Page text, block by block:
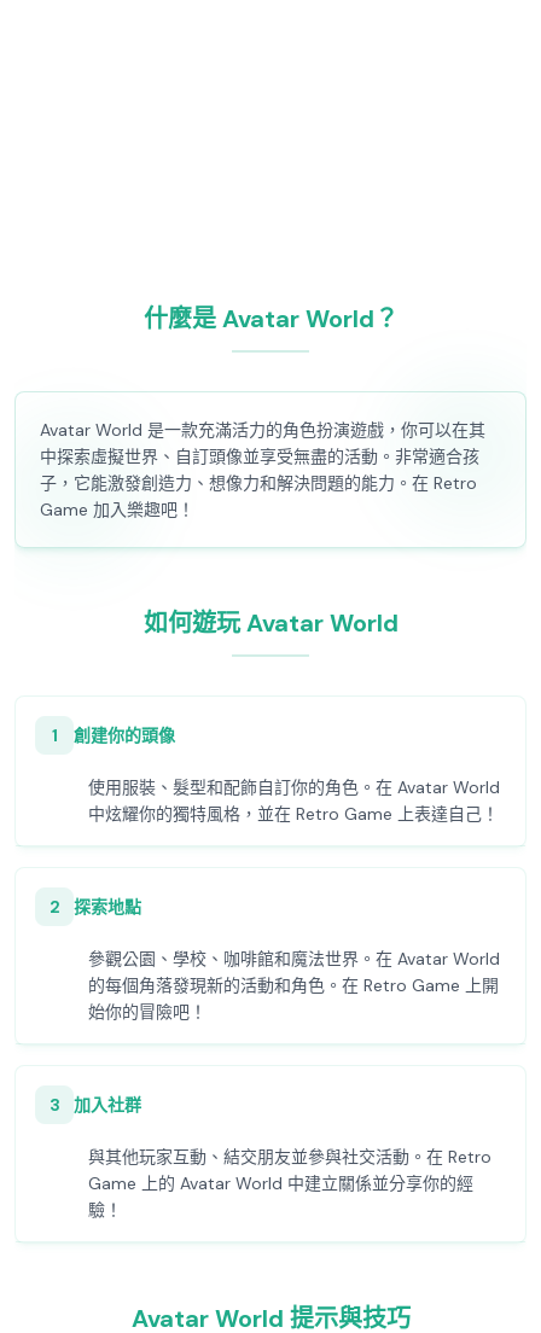
什麼是 Avatar World？
Avatar World 是一款充滿活力的角色扮演遊戲，你可以在其
中探索虛擬世界、自訂頭像並享受無盡的活動。非常適合孩
子，它能激發創造力、想像力和解決問題的能力。在 Retro
Game 加入樂趣吧！
如何遊玩 Avatar World
1 創建你的頭像
使用服裝、髮型和配飾自訂你的角色。在 Avatar World
中炫耀你的獨特風格，並在 Retro Game 上表達自己！
2 探索地點
參觀公園、學校、咖啡館和魔法世界。在 Avatar World
的每個角落發現新的活動和角色。在 Retro Game 上開
始你的冒險吧！
3 加入社群
與其他玩家互動、結交朋友並參與社交活動。在 Retro
Game 上的 Avatar World 中建立關係並分享你的經
驗！
Avatar World 提示與技巧